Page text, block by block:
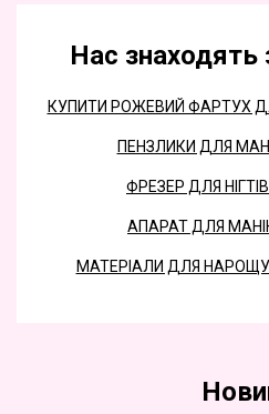
Нас знаходять
КУПИТИ РОЖЕВИЙ ФАРТУХ
ПЕНЗЛИКИ ДЛЯ
ФРЕЗЕР ДЛЯ
АПАРАТ ДЛЯ
МАТЕРІАЛИ ДЛЯ